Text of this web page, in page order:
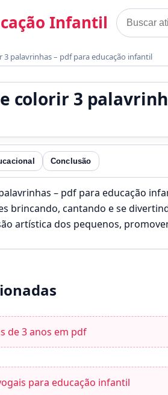
Infantil Buscar por:
3 palavrinhas – pdf para educação infantil
colorir 3
Conclusão
– pdf para educação
brincando, cantando e se
artística dos pequenos,
de 3 anos em pdf
para educação infantil